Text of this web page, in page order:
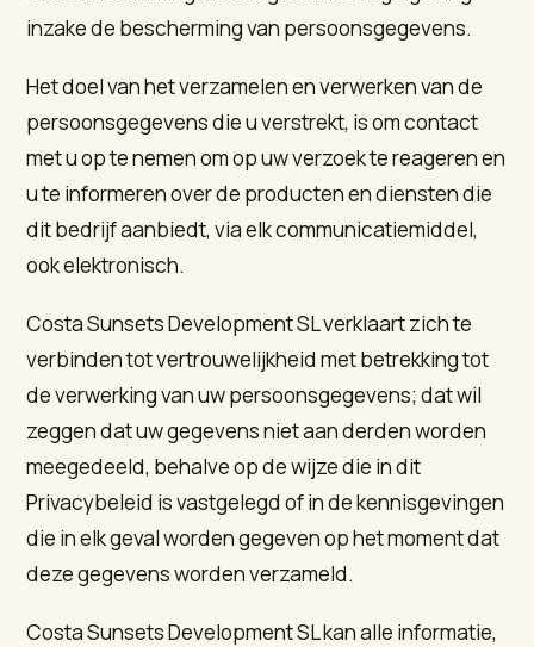
inzake de bescherming van persoonsgegevens.
Het doel van het verzamelen en verwerken van de
persoonsgegevens die u verstrekt, is om contact
met u op te nemen om op uw verzoek te reageren en
u te informeren over de producten en diensten die
dit bedrijf aanbiedt, via elk communicatiemiddel,
ook elektronisch.
Costa Sunsets Development SL verklaart zich te
verbinden tot vertrouwelijkheid met betrekking tot
de verwerking van uw persoonsgegevens; dat wil
zeggen dat uw gegevens niet aan derden worden
meegedeeld, behalve op de wijze die in dit
Privacybeleid is vastgelegd of in de kennisgevingen
die in elk geval worden gegeven op het moment dat
deze gegevens worden verzameld.
Costa Sunsets Development SL kan alle informatie,